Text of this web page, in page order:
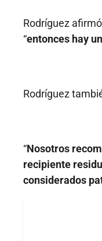
Rodríguez
“entonces hay
Rodríguez
“Nosotros
recipiente
considerados